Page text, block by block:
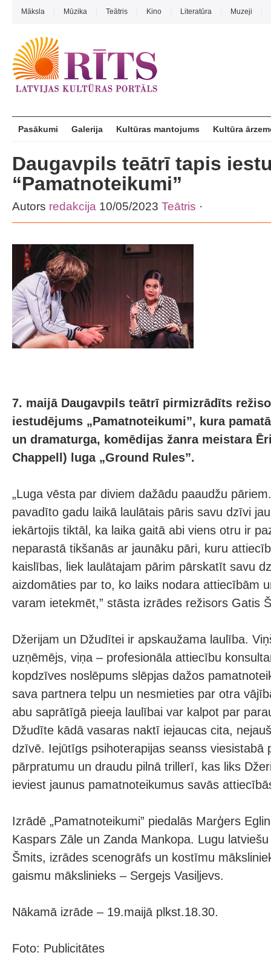
Māksla Mūzika Teātris Kino Literatūra Muzeji
Pasākumi Galerija Kultūras mantojums Kultūra
Daugavpils teātrī tapis
“Pamatnoteikumi”
Autors redakcija 10/05/2023 Teātris ·
7. maijā Daugavpils teātrī pirmizrādīts
iestudējums „Pamatnoteikumi”, kura
un dramaturga, komēdijas žanra meistara
Chappell) luga „Ground Rules”.
„Luga vēsta par diviem dažādu paaudžu
pavadīto gadu laikā laulātais pāris savu dzīvi
iekārtojis tiktāl, ka laika gaitā abi viens otru ir
neparastā tikšanās ar jaunāku pāri, kuru
kaislības, liek laulātajam pārim pārskatīt savu
aizdomāties par to, ko laiks nodara attiecībām
varam ietekmēt,” stāsta izrādes režisors Gatis
Džerijam un Džudītei ir apskaužama laulība.
uzņēmējs, viņa – profesionāla attiecību
kopdzīves noslēpums slēpjas dažos
sava partnera telpu un nesmieties par otra
abu saprātīgā pieeja laulībai var kalpot par
Džudīte kādā vasaras naktī iejaucas cita,
dzīvē. Iejūtīgs psihoterapijas seanss viesistabā
pārpratumu un draudu pilnā trillerī, kas liks
ieviest jaunus pamatnoteikumus savās
Izrādē „Pamatnoteikumi” piedalās Marģers
Kaspars Zāle un Zanda Mankopa. Lugu
Šmits, izrādes scenogrāfs un kostīmu
gaismu mākslinieks – Sergejs Vasiļjevs.
Nākamā izrāde – 19.maijā plkst.18.30.
Foto: Publicitātes